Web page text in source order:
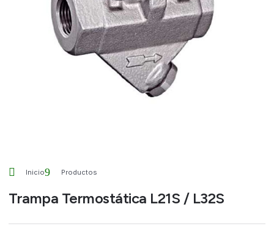
Inicio Productos
Trampa Termostática L21S / L32S